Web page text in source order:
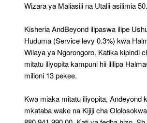
Wizara ya Maliasili na Utalii asilimia 50.
Kisheria AndBeyond ilipaswa ilipe
Huduma (Service levy 0.3%) kwa
Wilaya ya Ngorongoro. Katika kipindi
mitatu iliyopita kampuni hii ililipa
milioni 13 pekee.
Kwa miaka mitatu iliyopita, Andeyond
mkataba wake na Kijiji cha